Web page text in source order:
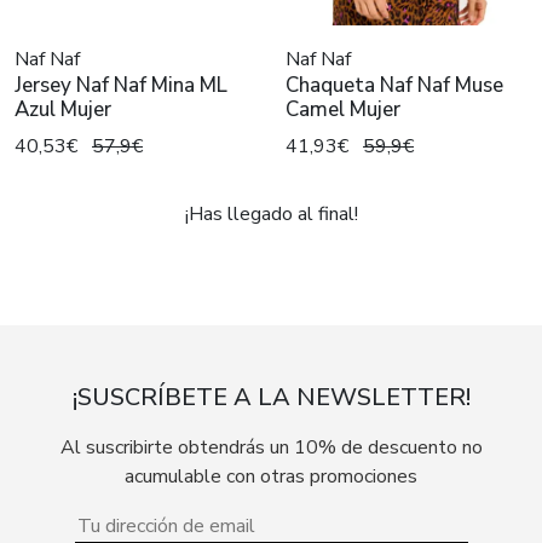
Naf Naf
Jersey Naf Naf Mina ML
Azul Mujer
40,53€ 57,9€
Naf Naf
Chaqueta Naf Naf Muse
Camel Mujer
41,93€ 59,9€
¡Has llegado al final!
¡SUSCRÍBETE A LA NEWSLETTER!
Al suscribirte obtendrás un 10% de descuento no
acumulable con otras promociones